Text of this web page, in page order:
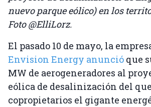
nuevo parque eólico) en los
Foto @ElliLorz.
El pasado 10 de mayo, la
Envision Energy anunció que
MW de aerogeneradores al
eólica de desalinización del
copropietarios el gigante